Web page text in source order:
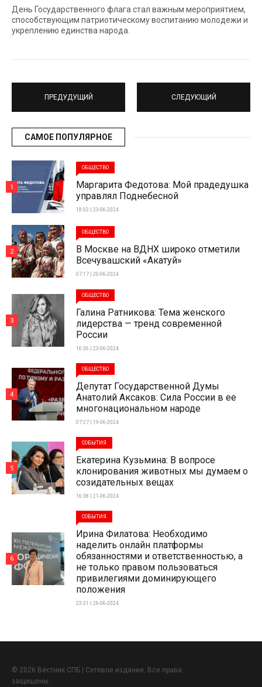
День Государственного флага стал важным мероприятием,
способствующим патриотическому воспитанию молодежи и
укреплению единства народа.
ПРЕДУДУЩИЙ СЛЕДУЮЩИЙ
САМОЕ ПОПУЛЯРНОЕ
ОБЩЕСТВО
Маргарита Федотова: Мой прадедушка
управлял Поднебесной
18:03 | 23-06-2024
1
ОБЩЕСТВО
В Москве на ВДНХ широко отметили
Всечувашский «Акатуй»
07:17 | 20-06-2024
2
ОБЩЕСТВО
Галина Ратникова: Тема женского
лидерства — тренд современной
России
16:36 | 23-06-2024
3
ОБЩЕСТВО
Депутат Государственной Думы
Анатолий Аксаков: Сила России в ее
многонациональном народе
07:27 | 19-06-2024
4
СОБЫТИЯ
Екатерина Кузьмина: В вопросе
клонирования животных мы думаем о
созидательных вещах
16:38 | 21-06-2024
5
СОБЫТИЯ
Ирина Филатова: Необходимо
наделить онлайн платформы
обязанностями и ответственностью, а
не только правом пользоваться
привилегиями доминирующего
положения
23:31 | 26-06-2024
6
© 2026 Вестник СПБ | Сетевое издание. Все права
защищены.